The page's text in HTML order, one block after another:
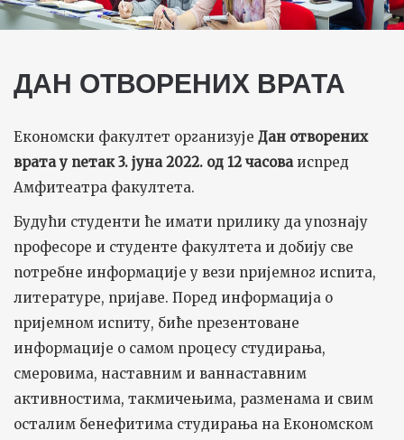
ДАН ОТВОРЕНИХ ВРАТА
Економски факултет организује Дан отворених
врата у петак 3. јуна 2022. од 12 часоваиспред
Амфитеатра факултета.
Будући студенти ће имати прилику да упознају
професоре и студенте факултета и добију све
потребне информације у вези пријемног испита,
литературе, пријаве. Поред информација о
пријемном испиту, биће презентоване
информације о самом процесу студирања,
смеровима, наставним и ваннаставним
активностима, такмичењима, разменама и свим
осталим бенефитима студирања на Економском